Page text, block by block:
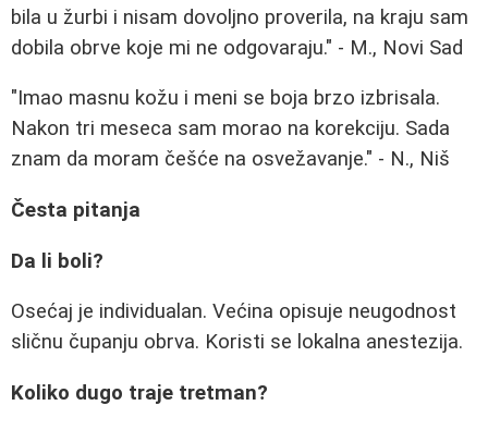
bila u žurbi i nisam dovoljno proverila, na kraju sam
dobila obrve koje mi ne odgovaraju." - M., Novi Sad
"Imao masnu kožu i meni se boja brzo izbrisala.
Nakon tri meseca sam morao na korekciju. Sada
znam da moram češće na osvežavanje." - N., Niš
Česta pitanja
Da li boli?
Osećaj je individualan. Većina opisuje neugodnost
sličnu čupanju obrva. Koristi se lokalna anestezija.
Koliko dugo traje tretman?